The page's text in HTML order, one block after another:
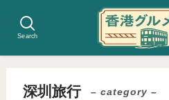
Search
深圳旅行 – category –